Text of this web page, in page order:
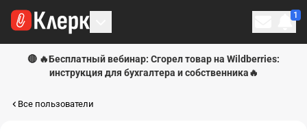
1
🔴 🔥Бесплатный вебинар: Сгорел товар на Wildberries:
инструкция для бухгалтера и собственника🔥
Все пользователи